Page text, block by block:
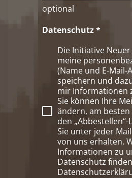
optional
Datenschutz*
Die Initiative
meine
(Name und E-Mail-
speichern und
mir Informationen
Sie können Ihre
ändern, am
den
Sie unter jeder
von uns erhalten.
Informationen zu
Datenschutz